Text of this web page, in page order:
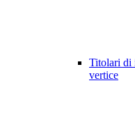
Titolari di
vertice